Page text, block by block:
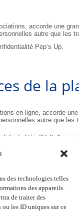
des technologies telles
des appareils.
de traiter des
les ID uniques sur ce
accorde une
autre que
Pep’s Up.
de la
en ligne, accorde
autre que
d’HelloAsso